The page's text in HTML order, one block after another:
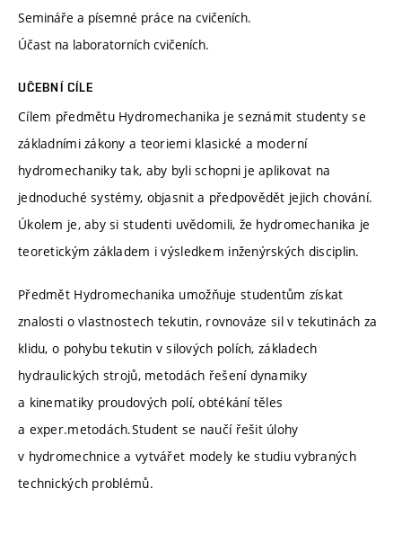
Semináře a písemné práce na cvičeních.
Účast na laboratorních cvičeních.
UČEBNÍ CÍLE
Cílem předmětu Hydromechanika je seznámit studenty se
základními zákony a teoriemi klasické a moderní
hydromechaniky tak, aby byli schopni je aplikovat na
jednoduché systémy, objasnit a předpovědět jejich chování.
Úkolem je, aby si studenti uvědomili, že hydromechanika je
teoretickým základem i výsledkem inženýrských disciplin.
Předmět Hydromechanika umožňuje studentům získat
znalosti o vlastnostech tekutin, rovnováze sil v tekutinách za
klidu, o pohybu tekutin v silových polích, základech
hydraulických strojů, metodách řešení dynamiky
a kinematiky proudových polí, obtékání těles
a exper.metodách.Student se naučí řešit úlohy
v hydromechnice a vytvářet modely ke studiu vybraných
technických problémů.